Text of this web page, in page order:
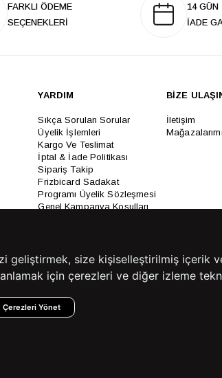
FARKLI ÖDEME
SEÇENEKLERİ
14 GÜN
İADE
YARDIM
Sıkça Sorulan Sorular
Üyelik İşlemleri
Kargo Ve Teslimat
İptal & İade Politikası
Sipariş Takip
Frizbicard Sadakat
Programı Üyelik Sözleşmesi
Genel Kampanya Koşulları
BİZE
İletişim
geliştirmek, size kişiselleştirilmiş
için çerezleri ve diğer izleme
Çerezleri Yönet